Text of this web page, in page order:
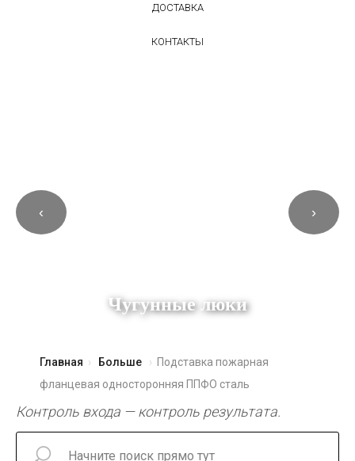
ДОСТАВКА
КОНТАКТЫ
Чугунные люки
‹ ›
Главная Больше
Подставка пожарная
фланцевая односторонняя ППФО сталь
Контроль входа — контроль результата.